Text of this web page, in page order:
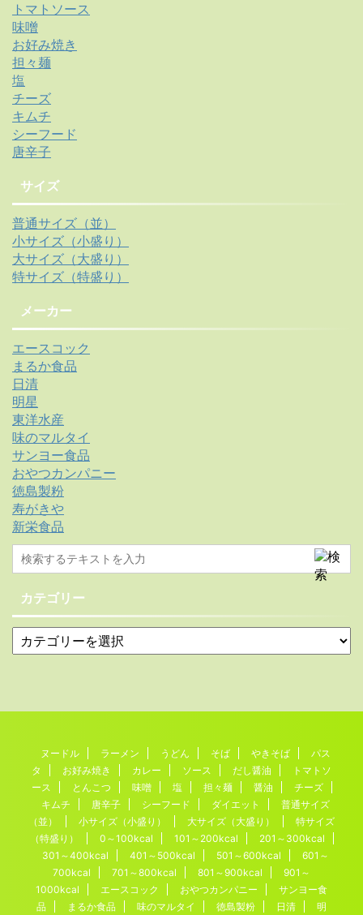
トマトソース
味噌
お好み焼き
担々麺
塩
チーズ
キムチ
シーフード
唐辛子
サイズ
普通サイズ（並）
小サイズ（小盛り）
大サイズ（大盛り）
特サイズ（特盛り）
メーカー
エースコック
まるか食品
日清
明星
東洋水産
味のマルタイ
サンヨー食品
おやつカンパニー
徳島製粉
寿がきや
新栄食品
カテゴリー
ヌードル ラーメン うどん そば やきそば
パス
タ
お好み焼き カレー ソース だし醤油
トマトソ
ース
とんこつ 味噌 塩 担々麺 醤油
チーズ
キムチ
唐辛子 シーフード ダイエット
普通サイズ
（並）
小サイズ（小盛り） 大サイズ（大盛り）
特サイズ
（特盛り）
0～100kcal 101～200kcal
201～300kcal
301～400kcal
401～500kcal 501～600kcal
601～
700kcal
701～800kcal 801～900kcal
901～
1000kcal
エースコック おやつカンパニー
サンヨー食
品
まるか食品 味のマルタイ 徳島製粉 日清 明